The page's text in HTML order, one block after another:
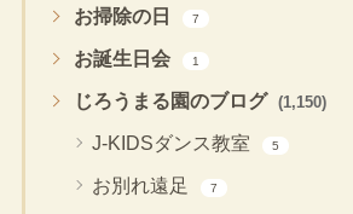
お掃除の日 7
お誕生日会 1
じろうまる園のブログ (1,150)
J-KIDSダンス教室 5
お別れ遠足 7